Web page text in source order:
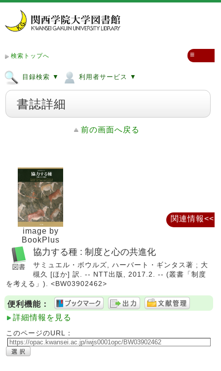
検索トップへ
目録検索 ▼ 利用者サービス ▼
≡
書誌詳細
前の画面へ戻る
image by
BookPlus
協力する種 : 制度と心の共進化
サミュエル・ボウルズ, ハーバート・ギンタス著 ; 大
槻久 [ほか] 訳. -- NTT出版, 2017.2. -- (叢書「制度
を考える」). <BW03902462>
便利機能：
詳細情報を見る
このページのURL：
関連情報<<